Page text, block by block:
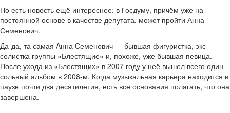
Но есть новость ещё интереснее: в Госдуму, причём уже на
постоянной основе в качестве депутата, может пройти Анна
Семенович.
Да-да, та самая Анна Семенович — бывшая фигуристка, экс-
солистка группы «Блестящие» и, похоже, уже бывшая певица.
После ухода из «Блестящих» в 2007 году у неё вышел всего один
сольный альбом в 2008-м. Когда музыкальная карьера находится в
паузе почти два десятилетия, есть все основания полагать, что она
завершена.